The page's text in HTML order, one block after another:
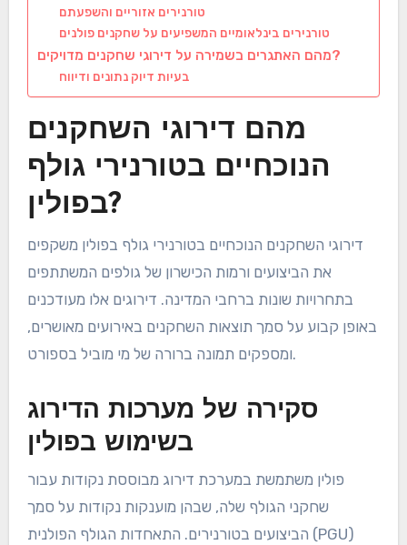
טורנירים אזוריים והשפעתם
טורנירים בינלאומיים המשפיעים על שחקנים פולנים
מהם האתגרים בשמירה על דירוגי שחקנים מדויקים?
בעיות דיוק נתונים ודיווח
מהם דירוגי השחקנים
הנוכחיים בטורנירי גולף
בפולין?
דירוגי השחקנים הנוכחיים בטורנירי גולף בפולין משקפים
את הביצועים ורמות הכישרון של גולפים המשתתפים
בתחרויות שונות ברחבי המדינה. דירוגים אלו מעודכנים
באופן קבוע על סמך תוצאות השחקנים באירועים מאושרים,
ומספקים תמונה ברורה של מי מוביל בספורט.
סקירה של מערכות הדירוג
בשימוש בפולין
פולין משתמשת במערכת דירוג מבוססת נקודות עבור
שחקני הגולף שלה, שבהן מוענקות נקודות על סמך
הביצועים בטורנירים. התאחדות הגולף הפולנית (PGU)